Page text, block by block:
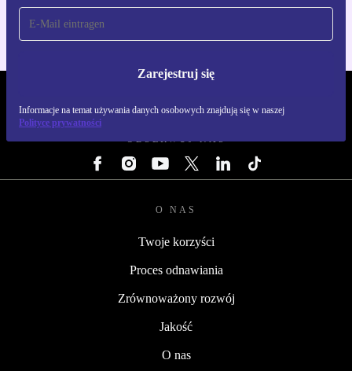
Zarejestruj się
Informacje na temat używania danych osobowych znajdują się w naszej
Polityce prywatności
OBSERWUJ NAS
O NAS
Twoje korzyści
Proces odnawiania
Zrównoważony rozwój
Jakość
O nas